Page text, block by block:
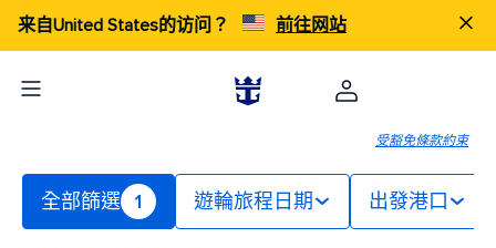
来自United States的访问？ 前往网站
受豁免條款約束
全部篩選 1 遊輪旅程日期 出發港口